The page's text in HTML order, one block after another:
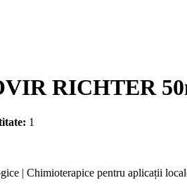
RICHTER
1
| Chimioterapice pentru aplicații